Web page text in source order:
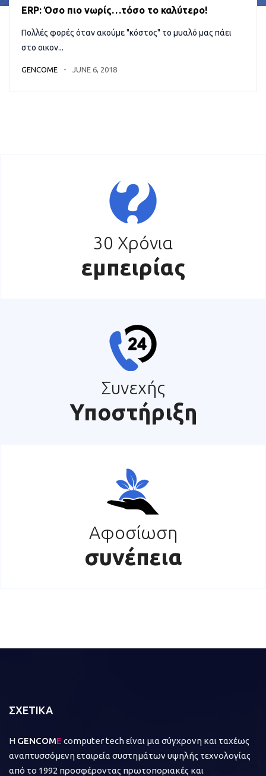
ERP: Όσο πιο νωρίς…τόσο το καλύτερο!
Πολλές φορές όταν ακούμε "κόστος" το μυαλό μας πάει
στο οικον...
GENCOME JUNE 6, 2018
30 Χρόνια
εμπειρίας
Συνεχής
Υποστήριξη
Αφοσίωση
συνέπεια
ΣΧΕΤΙΚΑ
Η GENCOME computer tech είναι μια σύγχρονη και ταχέως
αναπτυσσόμενη εταιρεία συστημάτων υψηλής τεχνολογίας
από το 1992 προσφέροντας πρωτοποριακές και